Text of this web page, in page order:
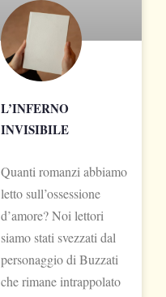
L’INFERNO
INVISIBILE
Quanti romanzi abbiamo
letto sull’ossessione
d’amore? Noi lettori
siamo stati svezzati dal
personaggio di Buzzati
che rimane intrappolato